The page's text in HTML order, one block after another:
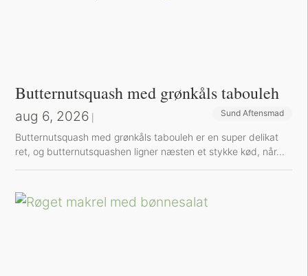
Butternutsquash med grønkåls tabouleh
aug 6, 2026 Sund Aftensmad
Butternutsquash med grønkåls tabouleh er en super delikat
ret, og butternutsquashen ligner næsten et stykke kød, når...